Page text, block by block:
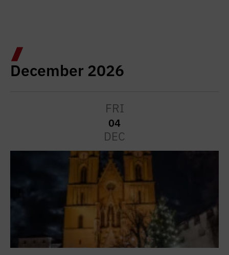
December 2026
FRI
04
DEC